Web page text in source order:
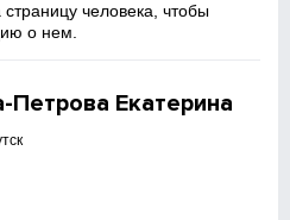
человека, чтобы
о нем.
Петрова Екатерина